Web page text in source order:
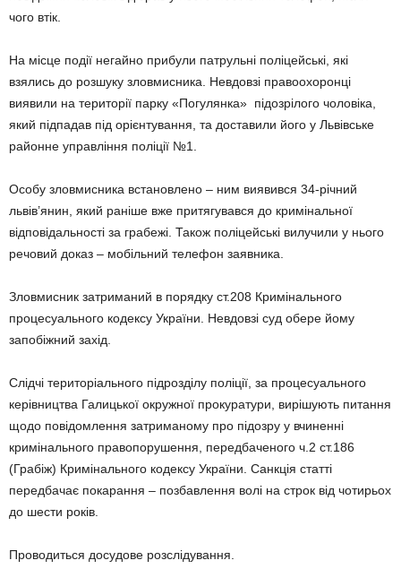
чого втік.
На місце події негайно прибули патрульні поліцейські, які
взялись до розшуку зловмисника. Невдовзі правоохоронці
виявили на території парку «Погулянка» підозрілого чоловіка,
який підпадав під орієнтування, та доставили його у Львівське
районне управління поліції №1.
Особу зловмисника встановлено – ним виявився 34-річний
львів’янин, який раніше вже притягувався до кримінальної
відповідальності за грабежі. Також поліцейські вилучили у нього
речовий доказ – мобільний телефон заявника.
Зловмисник затриманий в порядку ст.208 Кримінального
процесуального кодексу України. Невдовзі суд обере йому
запобіжний захід.
Слідчі територіального підрозділу поліції, за процесуального
керівництва Галицької окружної прокуратури, вирішують питання
щодо повідомлення затриманому про підозру у вчиненні
кримінального правопорушення, передбаченого ч.2 ст.186
(Грабіж) Кримінального кодексу України. Санкція статті
передбачає покарання – позбавлення волі на строк від чотирьох
до шести років.
Проводиться досудове розслідування.